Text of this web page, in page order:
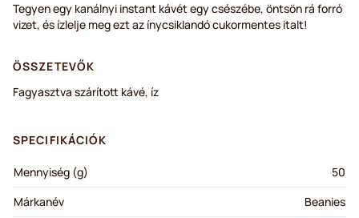
Tegyen egy kanálnyi instant kávét egy csészébe, öntsön rá forró
vizet, és ízlelje meg ezt az ínycsiklandó cukormentes italt!
ÖSSZETEVŐK
Fagyasztva szárított kávé, íz
SPECIFIKÁCIÓK
Mennyiség (g)
50
Márkanév
Beanies